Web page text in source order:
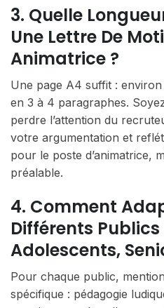
3. Quelle
Une Lettre De
Animatrice ?
Une page A4 suffit :
en 3 à 4 paragraphes.
perdre l’attention du
votre argumentation et
pour le poste d’animatrice,
préalable.
4. Comment
Différents
Adolescents,
Pour chaque public,
spécifique : pédagogie